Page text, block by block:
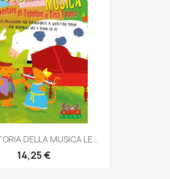
DELLA MUSICA LE...
14,25 €